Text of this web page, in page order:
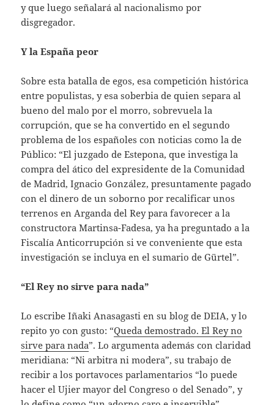
y que luego señalará al nacionalismo por
disgregador.
Y la España peor
Sobre esta batalla de egos, esa competición histórica
entre populistas, y esa soberbia de quien separa al
bueno del malo por el morro, sobrevuela la
corrupción, que se ha convertido en el segundo
problema de los españoles con noticias como la de
Público: “El juzgado de Estepona, que investiga la
compra del ático del expresidente de la Comunidad
de Madrid, Ignacio González, presuntamente pagado
con el dinero de un soborno por recalificar unos
terrenos en Arganda del Rey para favorecer a la
constructora Martinsa-Fadesa, ya ha preguntado a la
Fiscalía Anticorrupción si ve conveniente que esta
investigación se incluya en el sumario de Gürtel”.
“El Rey no sirve para nada”
Lo escribe Iñaki Anasagasti en su blog de DEIA, y lo
repito yo con gusto: “Queda demostrado. El Rey no
sirve para nada”. Lo argumenta además con claridad
meridiana: “Ni arbitra ni modera”, su trabajo de
recibir a los portavoces parlamentarios “lo puede
hacer el Ujier mayor del Congreso o del Senado”, y